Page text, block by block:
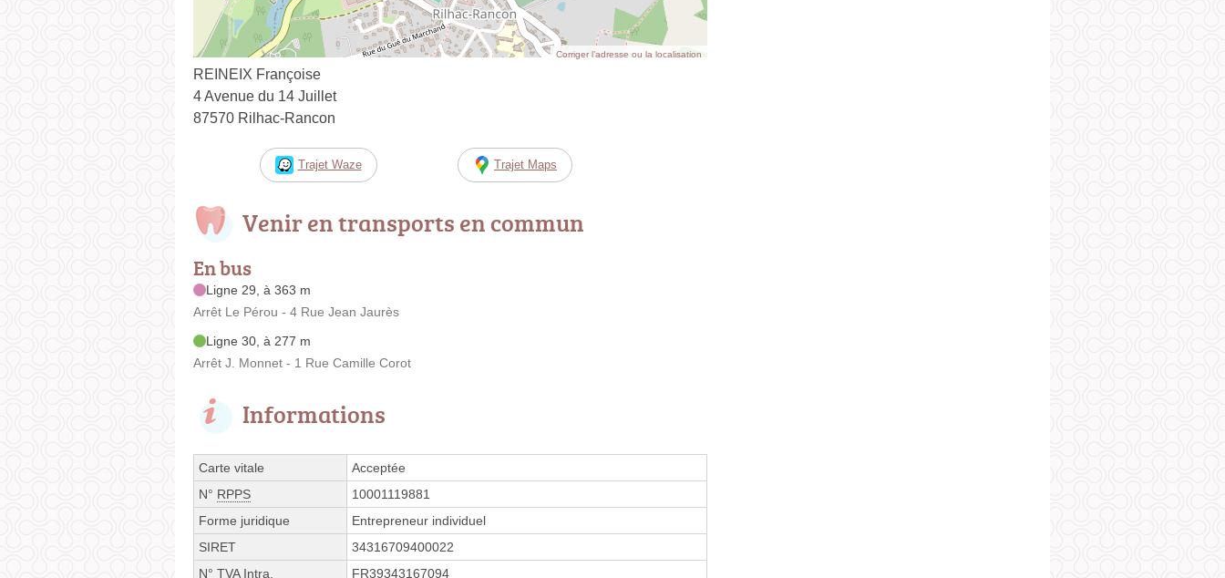
Corriger l’adresse ou la localisation
REINEIX Françoise
4 Avenue du 14 Juillet
87570 Rilhac-Rancon
Trajet Waze Trajet Maps
Venir en transports en commun
En bus
Ligne 29, à 363 m
Arrêt Le Pérou - 4 Rue Jean Jaurès
Ligne 30, à 277 m
Arrêt J. Monnet - 1 Rue Camille Corot
Informations
Carte vitale
Acceptée
N° RPPS
10001119881
Forme juridique
Entrepreneur individuel
SIRET
34316709400022
N° TVA Intra.
FR39343167094